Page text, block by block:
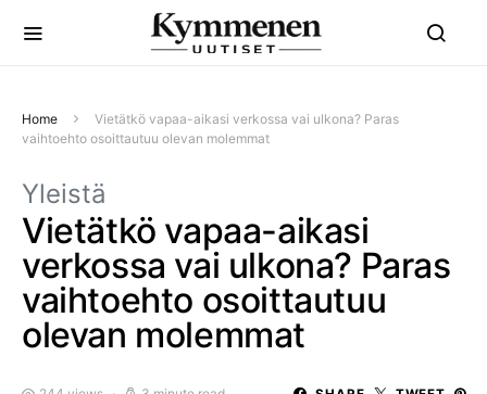
Home
Vietätkö vapaa-aikasi verkossa vai ulkona? Paras
vaihtoehto osoittautuu olevan molemmat
Yleistä
Vietätkö vapaa-aikasi
verkossa vai ulkona? Paras
vaihtoehto osoittautuu
olevan molemmat